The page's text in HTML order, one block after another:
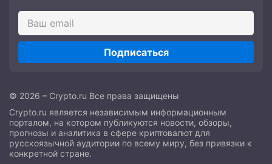
Подписаться
© 2026 – Crypto.ru Все права защищены
Crypto.ru является независимым информационным
порталом, на котором публикуются новости, обзоры,
прогнозы и аналитика в сфере криптовалют для
русскоязычной аудитории по всему миру, без привязки к
конкретной стране.